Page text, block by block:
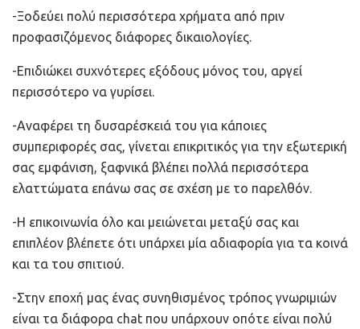
-Ξοδεύει πολύ περισσότερα χρήματα από πριν
προφασιζόμενος διάφορες δικαιολογίες.
-Επιδιώκει συχνότερες εξόδους μόνος του, αργεί
περισσότερο να γυρίσει.
-Αναφέρει τη δυσαρέσκειά του για κάποιες
συμπεριφορές σας, γίνεται επικριτικός για την εξωτερική
σας εμφάνιση, ξαφνικά βλέπει πολλά περισσότερα
ελαττώματα επάνω σας σε σχέση με το παρελθόν.
-Η επικοινωνία όλο και μειώνεται μεταξύ σας και
επιπλέον βλέπετε ότι υπάρχει μία αδιαφορία για τα κοινά
και τα του σπιτιού.
-Στην εποχή μας ένας συνηθισμένος τρόπος γνωριμιών
είναι τα διάφορα chat που υπάρχουν οπότε είναι πολύ